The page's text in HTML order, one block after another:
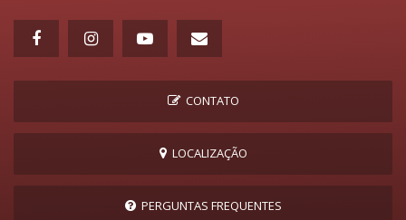
CONTATO
LOCALIZAÇÃO
PERGUNTAS FREQUENTES